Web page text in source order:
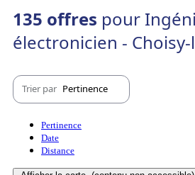
135 offres pour
électronicien - Choisy-
Trier par Pertinence
Pertinence
Date
Distance